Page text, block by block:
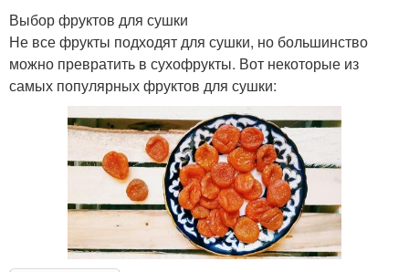
Выбор фруктов для сушки
Не все фрукты подходят для сушки, но большинство
можно превратить в сухофрукты. Вот некоторые из
самых популярных фруктов для сушки: